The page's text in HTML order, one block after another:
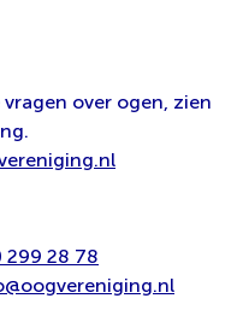
over ogen, zien
299 28 78